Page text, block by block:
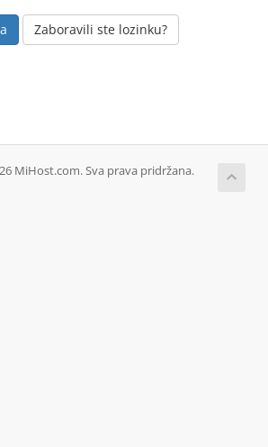
Zaboravili ste lozinku?
MiHost.com. Sva prava pridržana.